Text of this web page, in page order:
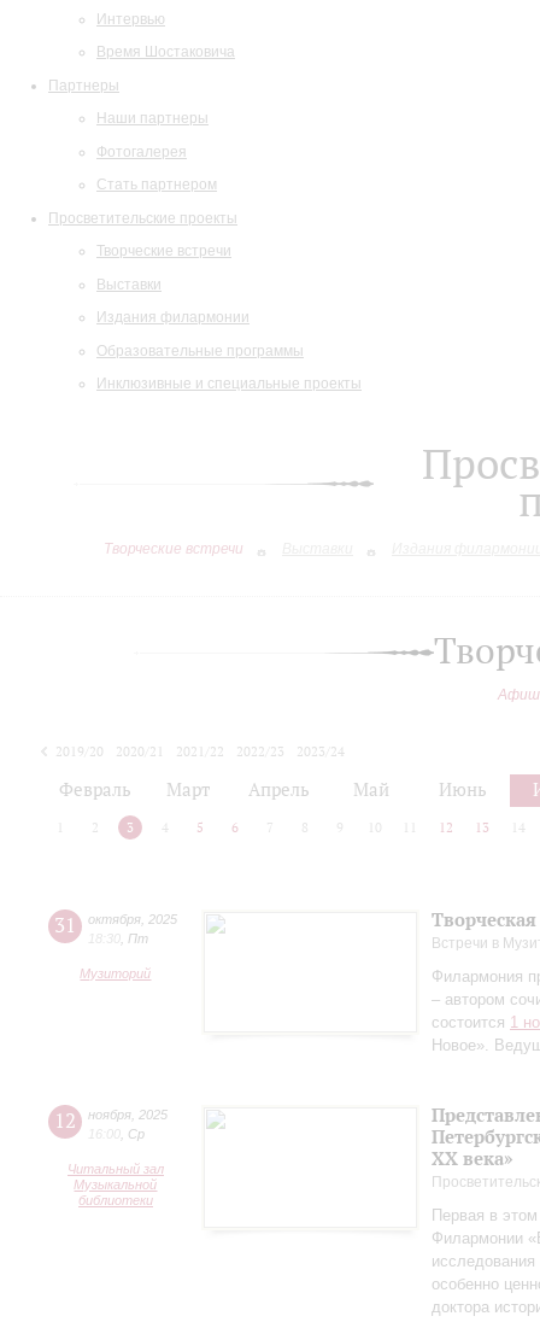
Интервью
Время Шостаковича
Партнеры
Наши партнеры
Фотогалерея
Стать партнером
Просветительские проекты
Творческие встречи
Выставки
Издания филармонии
Образовательные программы
Инклюзивные и специальные проекты
Творческие встречи
2019/20 2020/21 2021/22 2022/23
2023/24
Февраль Март Апрель Май Июнь
2 3 4 5 6 7 8 9 10 12 13 14
31 октября 2025
18:30 Пт
Музиторий
Встречи в
Филармония
– автором
состоится 1
Новое».
12 ноября 2025
16:00 Ср
Читальный зал
Музыкальной
библиотеки
ХХ века»
Первая в
Филармонии
особенно
доктора